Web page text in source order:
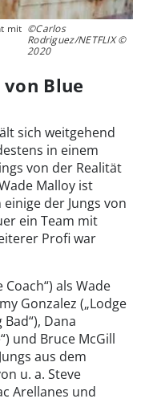
mit ©Carlos
Rodriguez/NETFLIX ©
2020
Blue
sich weitgehend
in einem
von der Realität
Malloy ist
der Jungs von
ein Team mit
Profi war
als Wade
Gonzalez („Lodge
Dana
und Bruce McGill
aus dem
u. a. Steve
Arellanes und